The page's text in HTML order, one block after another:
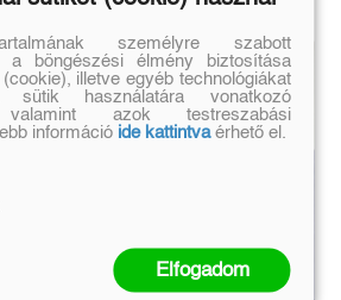
személyre szabott
a böngészési élmény biztosítása
illetve egyéb technológiákat
sütik használatára vonatkozó
valamint azok testreszabási
információ ide kattintvaérhető el.
Elfogadom